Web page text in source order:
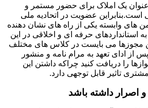
عنوان یک املاک برای حضور مستمر و
عضویت در اتحادیه ملی
های وابسته یکی از راه های نشان دهنده
استانداردهای حرفه ای و اخلاقی در این
مجوزها می بایست در کلاس های مختلف
از ادای تعهد به مرام نامه و منشور
را دریافت کنید چراکه داشتن این
تاثیر قابل توجهی دارد.
داشته باشد